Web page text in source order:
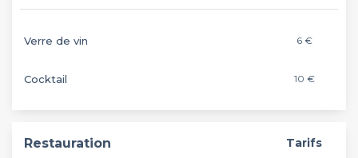
Verre de vin 6 €
Cocktail 10 €
Restauration Tarifs